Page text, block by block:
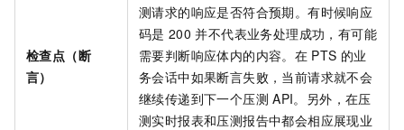
检查点（断
言）
测请求的响应是否符合预期。有时候响应
码是 200 并不代表业务处理成功，有可能
需要判断响应体内的内容。在 PTS 的业
务会话中如果断言失败，当前请求就不会
继续传递到下一个压测 API。另外，在压
测实时报表和压测报告中都会相应展现业